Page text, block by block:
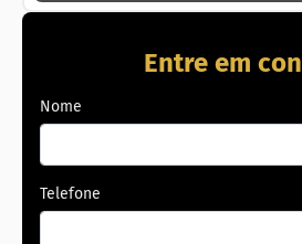
Entre em
Nome
Telefone